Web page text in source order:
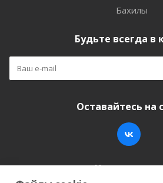
Бахилы
Будьте всегда в
Оставайтесь на
Наши